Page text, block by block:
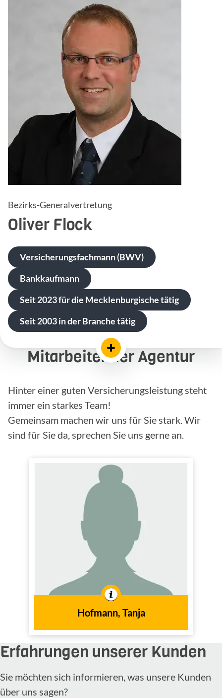
Bezirks-Generalvertretung
Oliver Flock
Versicherungsfachmann (BWV)
Bankkaufmann
Seit 2023 für die Mecklenburgische tätig
Seit 2003 in der Branche tätig
Mitarbeiter der Agentur
Hinter einer guten Versicherungsleistung steht
immer ein starkes Team!
Gemeinsam machen wir uns für Sie stark. Wir
sind für Sie da, sprechen Sie uns gerne an.
Hofmann, Tanja
Hofmann, Tanja
Tätig im
Innendienst
In der Branche tätig seit
dem Jahr
Erfahrungen unserer Kunden
Sie möchten sich informieren, was unsere Kunden
über uns sagen?